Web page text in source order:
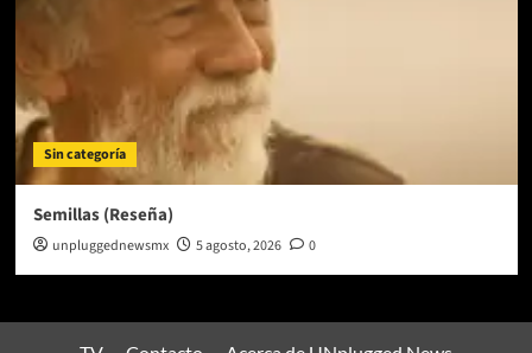
Sin categoría
Semillas (Reseña)
unpluggednewsmx 5 agosto, 2026 0